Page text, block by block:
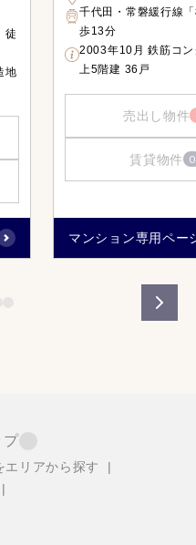
徒
地
千代田・常磐緩行線
歩13分
2003年10月 鉄筋コ
上5階建 36戸
売出し物件
賃貸物件 0
マンション専用ペー
プ
エリアから探す